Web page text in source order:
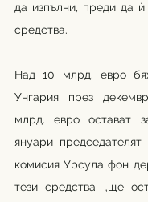
да изпълни, преди да ѝ
средства.
Над 10 млрд. евро
Унгария през
млрд. евро остават
януари председателят
комисия Урсула фон
тези средства „ще